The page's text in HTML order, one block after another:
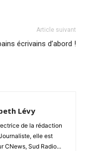
Article suivant
écrivains d’abord !
Lévy
de la rédaction
elle est
CNews, Sud Radio...